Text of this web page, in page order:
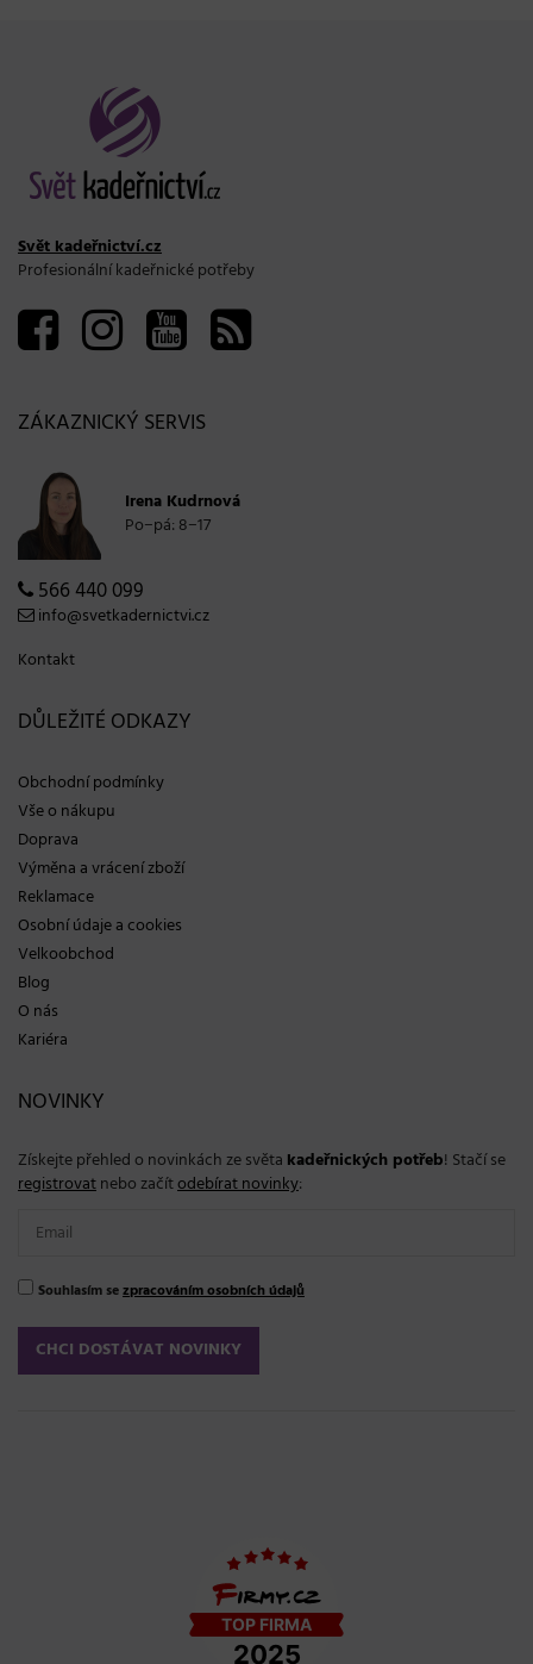
Svět kadeřnictví.cz
Profesionální kadeřnické potřeby
ZÁKAZNICKÝ SERVIS
Irena Kudrnová
Po−pá: 8−17
566 440 099
info@svetkadernictvi.cz
Kontakt
DŮLEŽITÉ ODKAZY
Obchodní podmínky
Vše o nákupu
Doprava
Výměna a vrácení zboží
Reklamace
Osobní údaje a cookies
Velkoobchod
Blog
O nás
Kariéra
NOVINKY
Získejte přehled o novinkách ze světa kadeřnických potřeb! Stačí se
registrovatnebo začítodebírat novinky:
Souhlasím sezpracováním osobních údajů